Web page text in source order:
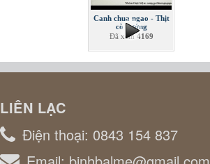
Canh chua ngao - Thịt
cò nướng
Đã xem4169
LIÊN LẠC
Điện thoại: 0843 154 837